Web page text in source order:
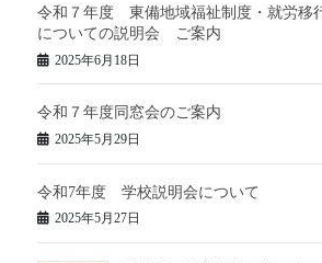
令和７年度 東備地域福祉制度・就労移
についての説明会 ご案内
2025年6月18日
令和７年度同窓会のご案内
2025年5月29日
令和7年度 学校説明会について
2025年5月27日